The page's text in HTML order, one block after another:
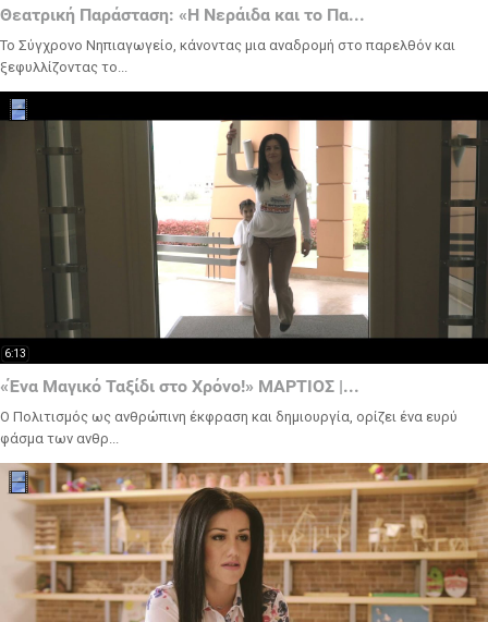
Θεατρική Παράσταση: «Η Νεράιδα και το Πα...
Το Σύγχρονο Νηπιαγωγείο, κάνοντας μια αναδρομή στο παρελθόν και
ξεφυλλίζοντας το...
6:13
«Ένα Μαγικό Ταξίδι στο Χρόνο!» ΜΑΡΤΙΟΣ |...
Ο Πολιτισμός ως ανθρώπινη έκφραση και δημιουργία, ορίζει ένα ευρύ
φάσμα των ανθρ...